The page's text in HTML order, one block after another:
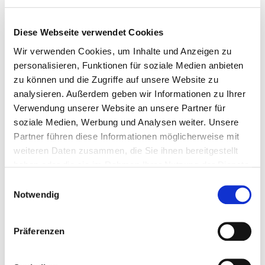
Diese Webseite verwendet Cookies
Wir verwenden Cookies, um Inhalte und Anzeigen zu
personalisieren, Funktionen für soziale Medien anbieten
zu können und die Zugriffe auf unsere Website zu
analysieren. Außerdem geben wir Informationen zu Ihrer
Verwendung unserer Website an unsere Partner für
soziale Medien, Werbung und Analysen weiter. Unsere
Partner führen diese Informationen möglicherweise mit
weiteren Daten zusammen, die Sie ihnen bereitgestellt
Notwendig
Präferenzen
Kündigungsfristen verpasst. Preisänderungen nicht
mit falschem Betrag.All das passiert, wenn
Auftragsdaten verstreutin E-Mails, Ordnern und Köpfen
liegen.
04 – MENDATO
Auftragsverwaltung mit
✓ Mendato-Vorteil
Einsatzplan, Zeiten, Rechnungen – alles verknüpft.